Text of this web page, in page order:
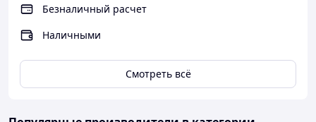
Безналичный расчет
Наличными
Смотреть всё